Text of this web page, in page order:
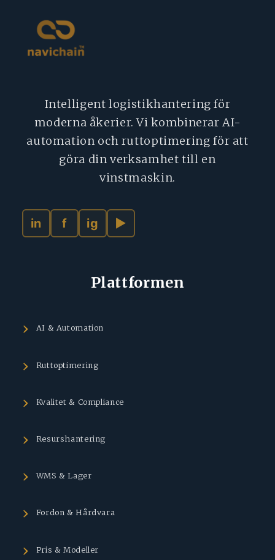
Intelligent logistikhantering för
moderna åkerier. Vi kombinerar AI-
automation och ruttoptimering för att
göra din verksamhet till en
vinstmaskin.
in f ig ▶
Plattformen
AI & Automation
Ruttoptimering
Kvalitet & Compliance
Resurshantering
WMS & Lager
Fordon & Hårdvara
Pris & Modeller